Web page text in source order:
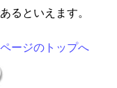
るといえます。
ージのトップへ